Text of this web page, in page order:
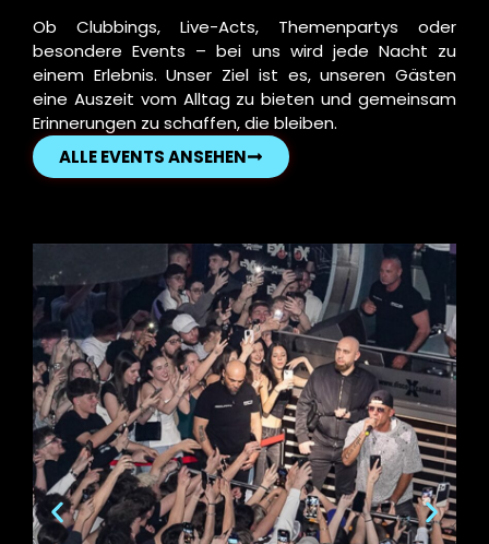
Ob Clubbings, Live-Acts, Themenpartys oder
besondere Events – bei uns wird jede Nacht zu
einem Erlebnis. Unser Ziel ist es, unseren Gästen
eine Auszeit vom Alltag zu bieten und gemeinsam
Erinnerungen zu schaffen, die bleiben.
ALLE EVENTS ANSEHEN